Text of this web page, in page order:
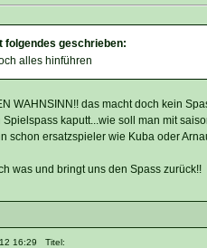
folgendes geschrieben:
alles hinführen
WAHNSINN!! das macht doch kein
kaputt...wie soll man mit
schon ersatzspieler wie Kuba oder
was und bringt uns den Spass zurück!!
16:29 Titel: